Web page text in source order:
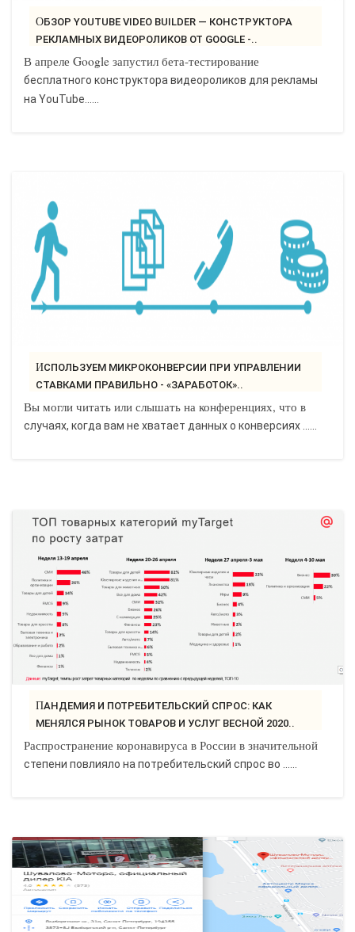
ОБЗОР YOUTUBE VIDEO BUILDER — КОНСТРУКТОРА
РЕКЛАМНЫХ ВИДЕОРОЛИКОВ ОТ GOOGLE -..
В апреле Google запустил бета-тестирование
бесплатного конструктора видеороликов для рекламы
на YouTube......
ИСПОЛЬЗУЕМ МИКРОКОНВЕРСИИ ПРИ УПРАВЛЕНИИ
СТАВКАМИ ПРАВИЛЬНО - «ЗАРАБОТОК»..
Вы могли читать или слышать на конференциях, что в
случаях, когда вам не хватает данных о конверсиях ......
ПАНДЕМИЯ И ПОТРЕБИТЕЛЬСКИЙ СПРОС: КАК
МЕНЯЛСЯ РЫНОК ТОВАРОВ И УСЛУГ ВЕСНОЙ 2020..
Распространение коронавируса в России в значительной
степени повлияло на потребительский спрос во ......